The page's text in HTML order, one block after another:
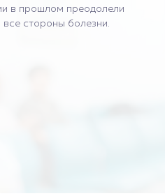
в прошлом преодолели
все стороны болезни.